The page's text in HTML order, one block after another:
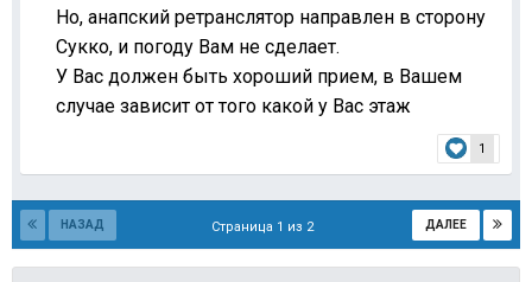
Но, анапский ретранслятор направлен в сторону
Сукко, и погоду Вам не сделает.
У Вас должен быть хороший прием, в Вашем
случае зависит от того какой у Вас этаж
1
НАЗАД ДАЛЕЕ
Страница 1 из 2